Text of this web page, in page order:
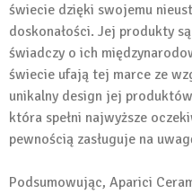
świecie dzięki swojemu
doskonałości. Jej produkty
świadczy o ich
świecie ufają tej marce ze
unikalny design jej
która spełni najwyższe
pewnością zasługuje na
Podsumowując, Aparici